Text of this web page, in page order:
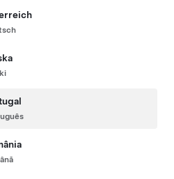
necessidade de